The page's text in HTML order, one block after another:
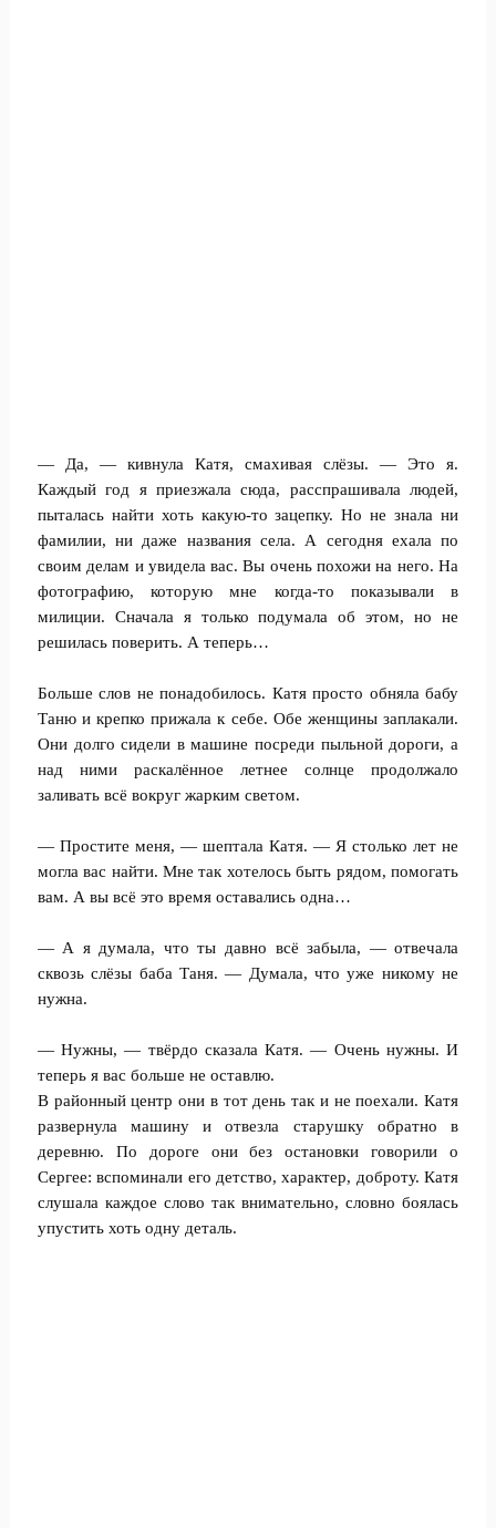
— Да, — кивнула Катя, смахивая слёзы. — Это я.
Каждый год я приезжала сюда, расспрашивала людей,
пыталась найти хоть какую-то зацепку. Но не знала ни
фамилии, ни даже названия села. А сегодня ехала по
своим делам и увидела вас. Вы очень похожи на него. На
фотографию, которую мне когда-то показывали в
милиции. Сначала я только подумала об этом, но не
решилась поверить. А теперь…
Больше слов не понадобилось. Катя просто обняла бабу
Таню и крепко прижала к себе. Обе женщины заплакали.
Они долго сидели в машине посреди пыльной дороги, а
над ними раскалённое летнее солнце продолжало
заливать всё вокруг жарким светом.
— Простите меня, — шептала Катя. — Я столько лет не
могла вас найти. Мне так хотелось быть рядом, помогать
вам. А вы всё это время оставались одна…
— А я думала, что ты давно всё забыла, — отвечала
сквозь слёзы баба Таня. — Думала, что уже никому не
нужна.
— Нужны, — твёрдо сказала Катя. — Очень нужны. И
теперь я вас больше не оставлю.
В районный центр они в тот день так и не поехали. Катя
развернула машину и отвезла старушку обратно в
деревню. По дороге они без остановки говорили о
Сергее: вспоминали его детство, характер, доброту. Катя
слушала каждое слово так внимательно, словно боялась
упустить хоть одну деталь.